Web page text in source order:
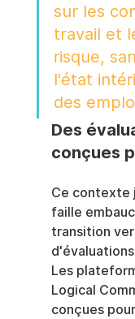
sur les
travail et
risque,
l'état
des
Des
conçues
Ce contexte
faille
transition
Les
Logical
conçues